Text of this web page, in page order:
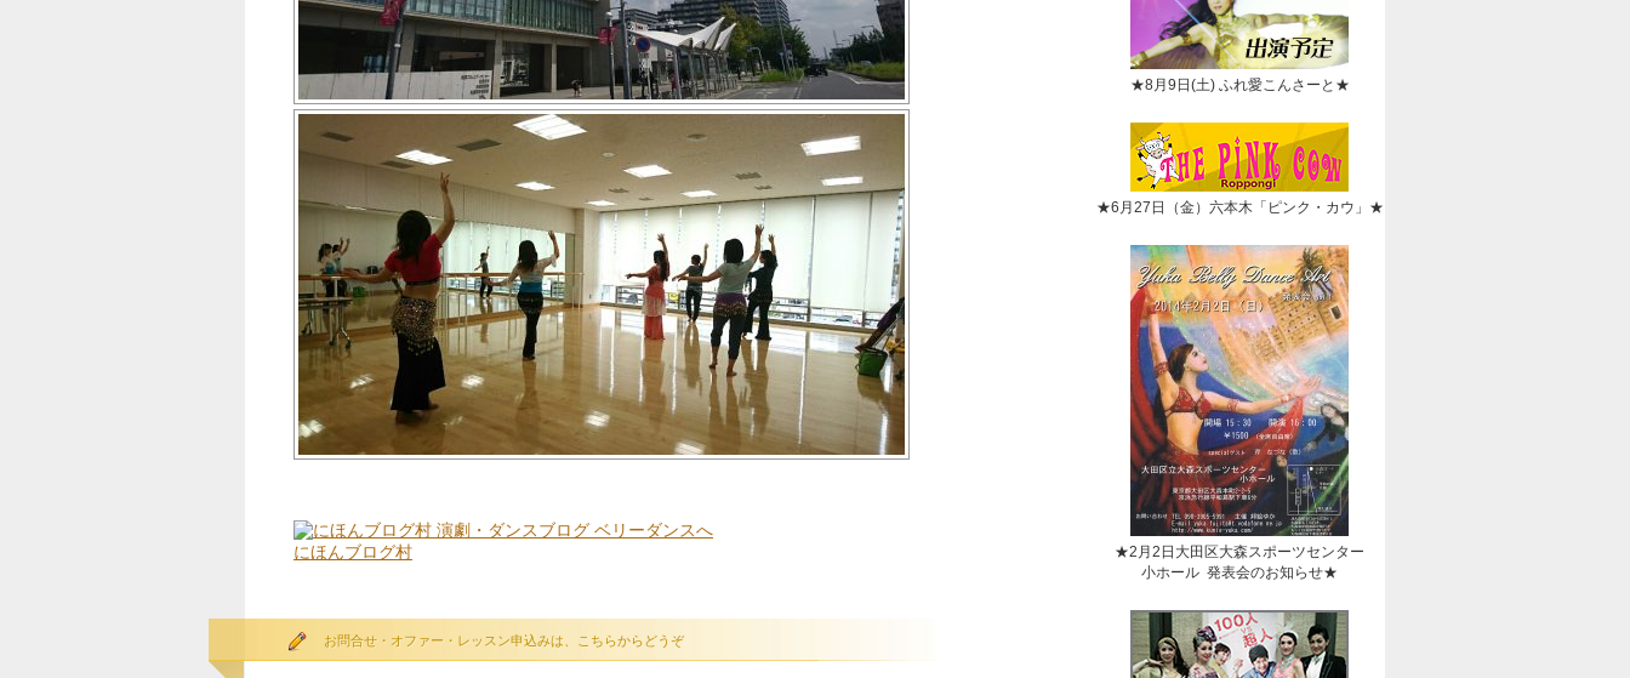
にほんブログ村
お問合せ・オファー・レッスン申込みは、こちらからどうぞ
★8月9日(土) ふれ愛こんさーと★
★6月27日（金）六本木「ピンク・カウ」★
★2月2日大田区大森スポーツセンター
小ホール 発表会のお知らせ★